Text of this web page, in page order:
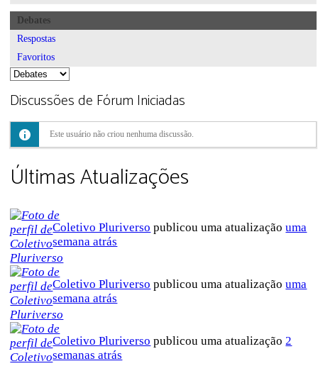
Debates
Respostas
Favoritos
Discussões de Fórum Iniciadas
Este usuário não criou nenhuma discussão.
Últimas Atualizações
Coletivo Pluriverso publicou uma atualizaçãouma
semana atrás
Coletivo Pluriverso publicou uma atualizaçãouma
semana atrás
Coletivo Pluriverso publicou uma atualização2
semanas atrás